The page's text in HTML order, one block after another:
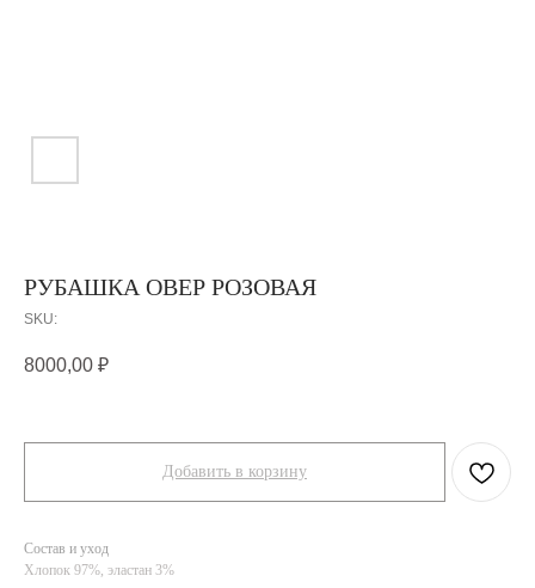
РУБАШКА ОВЕР РОЗОВАЯ
SKU:
8000,00 ₽
Добавить в корзину
Состав и уход
Хлопок 97%, эластан 3%